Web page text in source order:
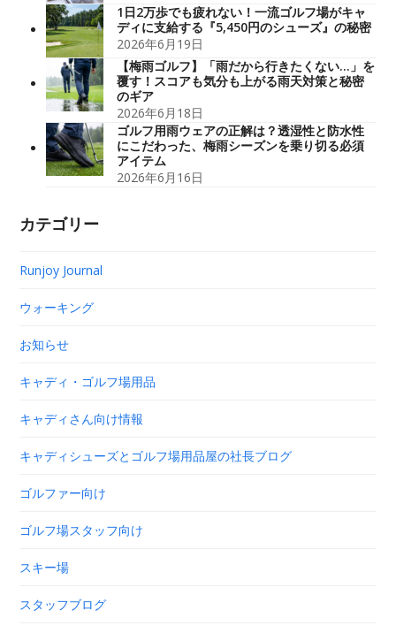
1日2万歩でも疲れない！一流ゴルフ場がキャ
ディに支給する『5,450円のシューズ』の秘密
2026年6月19日
【梅雨ゴルフ】「雨だから行きたくない…」を
覆す！スコアも気分も上がる雨天対策と秘密
のギア
2026年6月18日
ゴルフ用雨ウェアの正解は？透湿性と防水性
にこだわった、梅雨シーズンを乗り切る必須
アイテム
2026年6月16日
カテゴリー
Runjoy Journal
ウォーキング
お知らせ
キャディ・ゴルフ場用品
キャディさん向け情報
キャディシューズとゴルフ場用品屋の社長ブログ
ゴルファー向け
ゴルフ場スタッフ向け
スキー場
スタッフブログ